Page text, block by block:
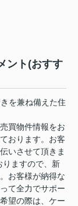
ント(おすす
を兼ね備えた住
買物件情報をお
おります。お客
いさせて頂きま
りますので、新
お客様が納得な
て全力でサポー
望の際は、ケー